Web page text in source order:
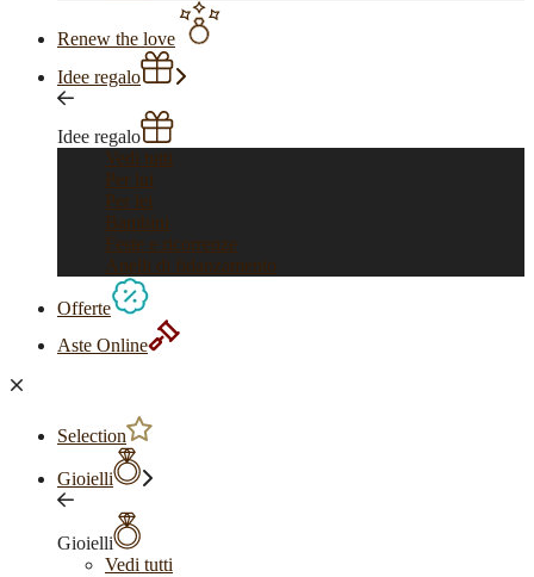
Renew the love
Idee regalo
Idee regalo
Vedi tutti
Per lui
Per lei
Bambini
Feste e ricorrenze
Anelli di fidanzamento
Offerte
Aste Online
Selection
Gioielli
Gioielli
Vedi tutti